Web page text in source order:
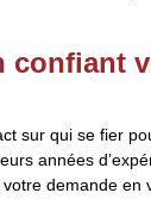
confiant
sur qui se fier
années
demande en